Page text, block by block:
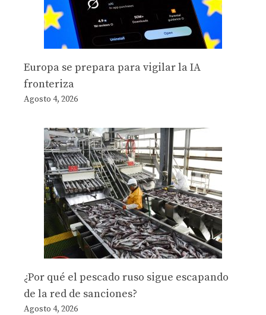
Europa se prepara para vigilar la IA
fronteriza
Agosto 4, 2026
¿Por qué el pescado ruso sigue escapando
de la red de sanciones?
Agosto 4, 2026